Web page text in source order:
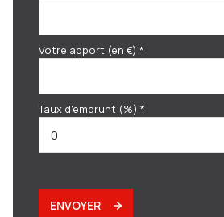
Votre apport (en €) *
Taux d'emprunt (%) *
ENVOYER